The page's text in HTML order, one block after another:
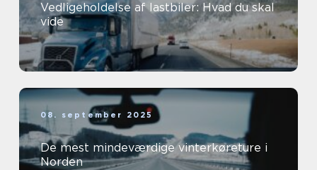
Vedligeholdelse af lastbiler: Hvad du skal
vide
08. september 2025
De mest mindeværdige vinterkøreture i
Norden